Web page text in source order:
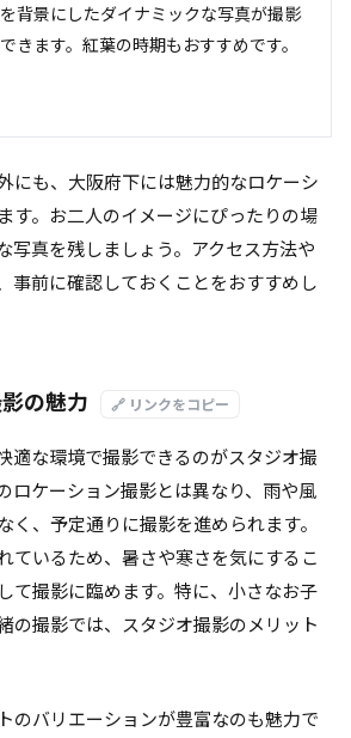
を背景にしたダイナミックな写真が撮影
できます。紅葉の時期もおすすめです。
にも、大阪府下には魅力的なロケーシ
す。お二人のイメージにぴったりの場
写真を残しましょう。アクセス方法や
事前に確認しておくことをおすすめし
の魅力 🔗 リンクをコピー
適な環境で撮影できるのがスタジオ撮
ロケーション撮影とは異なり、雨や風
く、予定通りに撮影を進められます。
ているため、暑さや寒さを気にするこ
て撮影に臨めます。特に、小さなお子
の撮影では、スタジオ撮影のメリット
のバリエーションが豊富なのも魅力で